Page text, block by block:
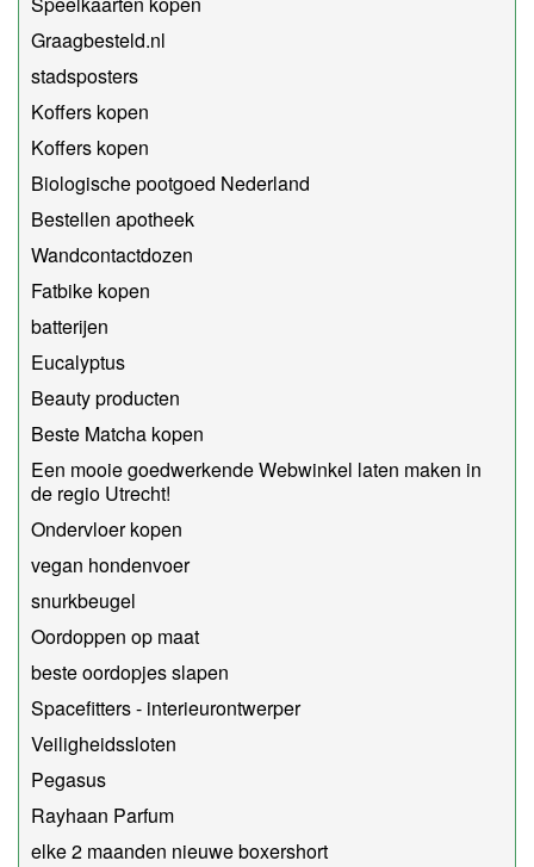
Graagbesteld.nl
stadsposters
Koffers kopen
Koffers kopen
Biologische pootgoed Nederland
Bestellen apotheek
Wandcontactdozen
Fatbike kopen
batterijen
Eucalyptus
Beauty producten
Beste Matcha kopen
Een mooie goedwerkende Webwinkel laten maken in
de regio Utrecht!
Ondervloer kopen
vegan hondenvoer
snurkbeugel
Oordoppen op maat
beste oordopjes slapen
Spacefitters - interieurontwerper
Veiligheidssloten
Pegasus
Rayhaan Parfum
elke 2 maanden nieuwe boxershort